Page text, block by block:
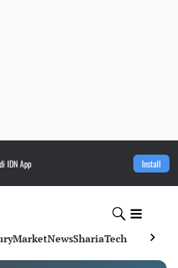
IDN App Install
MarketNewsShariaTech